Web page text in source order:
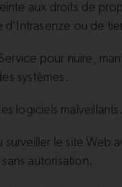
aux droits de
d’Intrasenze ou de
pour nuire,
systèmes.
logiciels malveillants.
surveiller le site Web
autorisation.